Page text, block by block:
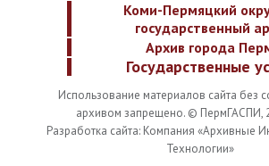
Коми-Пермяцкий
государственный
Архив города
Государственные
Использование материалов сайта без
архивом запрещено. © ПермГАСПИ,
Разработка сайта: Компания «Архивные
Технологии»